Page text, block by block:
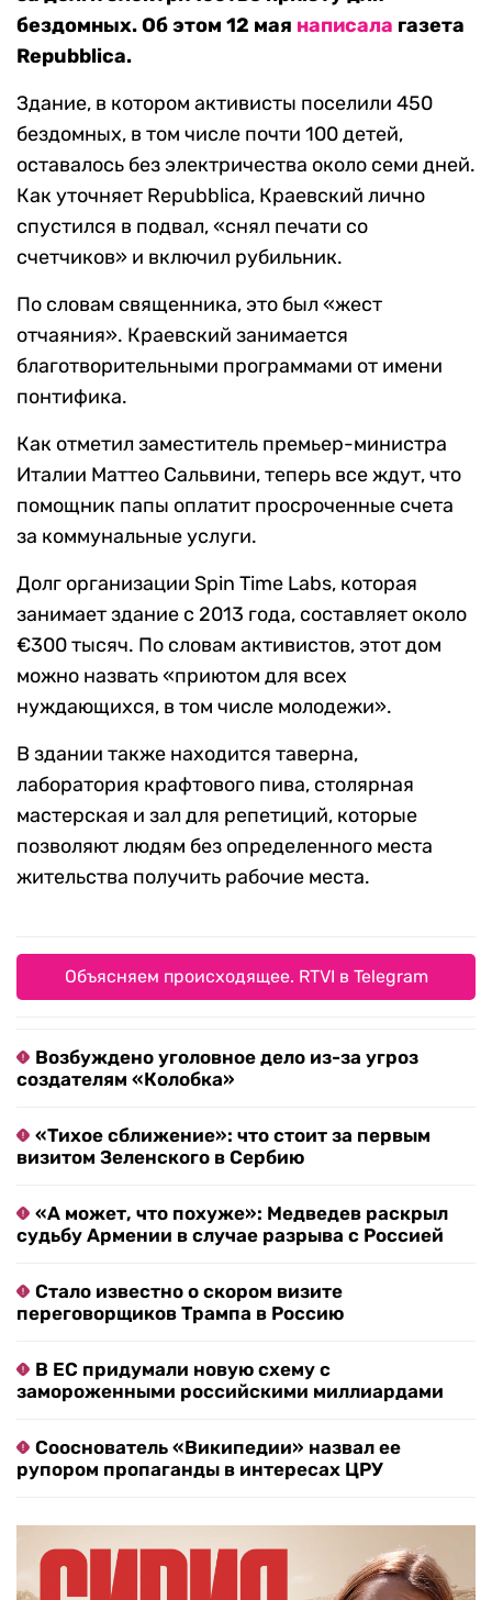
бездомных. Об этом 12 мая написала газета
Repubblica.
Здание, в котором активисты поселили 450
бездомных, в том числе почти 100 детей,
оставалось без электричества около семи дней.
Как уточняет Repubblica, Краевский лично
спустился в подвал, «снял печати со
счетчиков» и включил рубильник.
По словам священника, это был «жест
отчаяния». Краевский занимается
благотворительными программами от имени
понтифика.
Как отметил заместитель премьер-министра
Италии Маттео Сальвини, теперь все ждут, что
помощник папы оплатит просроченные счета
за коммунальные услуги.
Долг организации Spin Time Labs, которая
занимает здание с 2013 года, составляет около
€300 тысяч. По словам активистов, этот дом
можно назвать «приютом для всех
нуждающихся, в том числе молодежи».
В здании также находится таверна,
лаборатория крафтового пива, столярная
мастерская и зал для репетиций, которые
позволяют людям без определенного места
жительства получить рабочие места.
Объясняем происходящее. RTVI в Telegram
Возбуждено уголовное дело из-за угроз
создателям «Колобка»
«Тихое сближение»: что стоит за первым
визитом Зеленского в Сербию
«А может, что похуже»: Медведев раскрыл
судьбу Армении в случае разрыва с Россией
Стало известно о скором визите
переговорщиков Трампа в Россию
В ЕС придумали новую схему с
замороженными российскими миллиардами
Сооснователь «Википедии» назвал ее
рупором пропаганды в интересах ЦРУ